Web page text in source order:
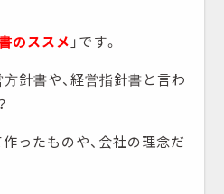
のススメ 」です。
針書や、経営指針書と言わ
ったものや、会社の理念だ